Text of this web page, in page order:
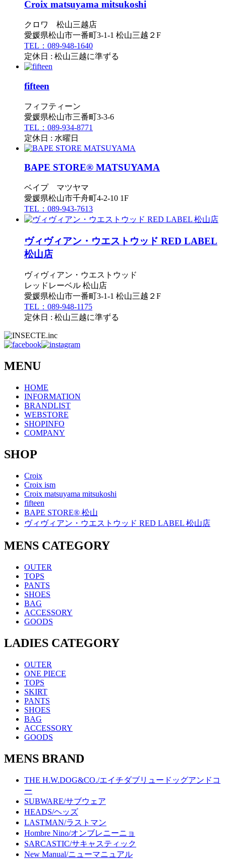
Croix matsuyama mitsukoshi
クロワ 松山三越店
愛媛県松山市一番町3-1-1 松山三越２F
TEL：089-948-1640
定休日 : 松山三越に準ずる
fifteen
フィフティーン
愛媛県松山市三番町3-3-6
TEL：089-934-8771
定休日 : 水曜日
BAPE STORE® MATSUYAMA
ベイプ マツヤマ
愛媛県松山市千舟町4-2-10 1F
TEL：089-943-7613
ヴィヴィアン・ウエストウッド RED LABEL
松山店
ヴィヴィアン・ウエストウッド
レッドレーベル 松山店
愛媛県松山市一番町3-1-1 松山三越２F
TEL：089-948-1175
定休日 : 松山三越に準ずる
MENU
HOME
INFORMATION
BRANDLIST
WEBSTORE
SHOPINFO
COMPANY
SHOP
Croix
Croix ism
Croix matsuyama mitsukoshi
fifteen
BAPE STORE® 松山
ヴィヴィアン・ウエストウッド RED LABEL 松山店
MENS CATEGORY
OUTER
TOPS
PANTS
SHOES
BAG
ACCESSORY
GOODS
LADIES CATEGORY
OUTER
ONE PIECE
TOPS
SKIRT
PANTS
SHOES
BAG
ACCESSORY
GOODS
MENS BRAND
THE H.W.DOG&CO./エイチダブリュードッグアンドコ
ー
SUBWARE/サブウェア
HEADS/ヘッズ
LASTMAN/ラストマン
Hombre Nino/オンブレニーニョ
SARCASTIC/サキャスティック
New Manual/ニューマニュアル